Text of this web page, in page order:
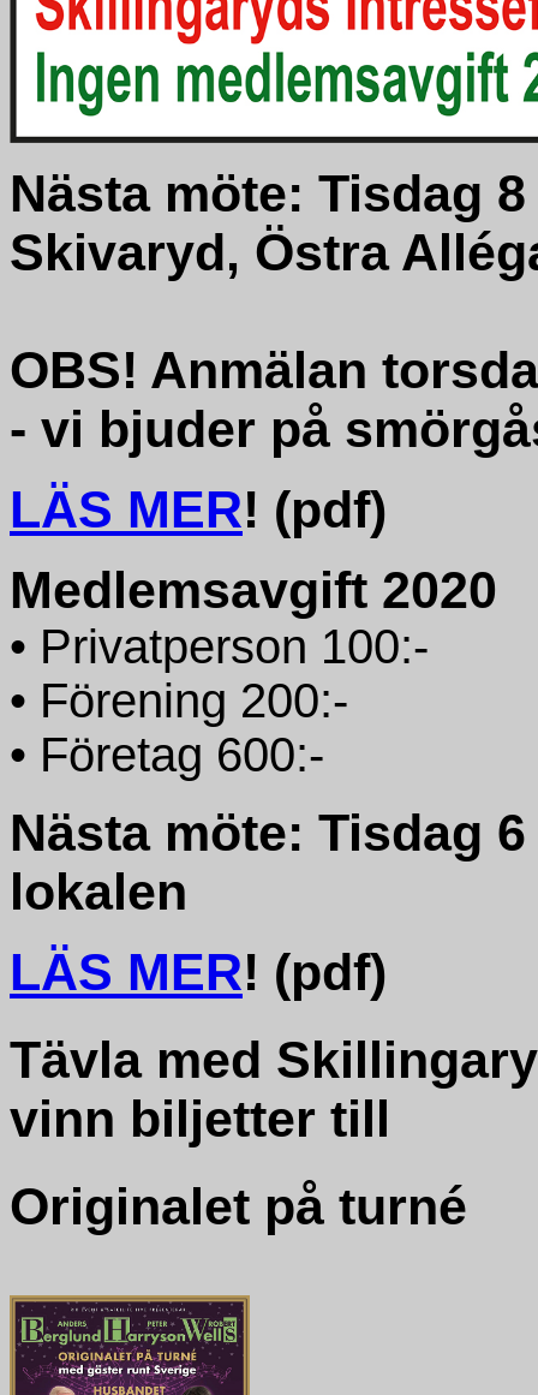
Nästa möte: Tisdag
Skivaryd, Östra
OBS! Anmälan
- vi bjuder på
LÄS MER! (pdf)
Medlemsavgift 2020
• Privatperson 100:-
• Förening 200:-
• Företag 600:-
Nästa möte: Tisdag
lokalen
LÄS MER! (pdf)
Tävla med
vinn biljetter till
Originalet på turné